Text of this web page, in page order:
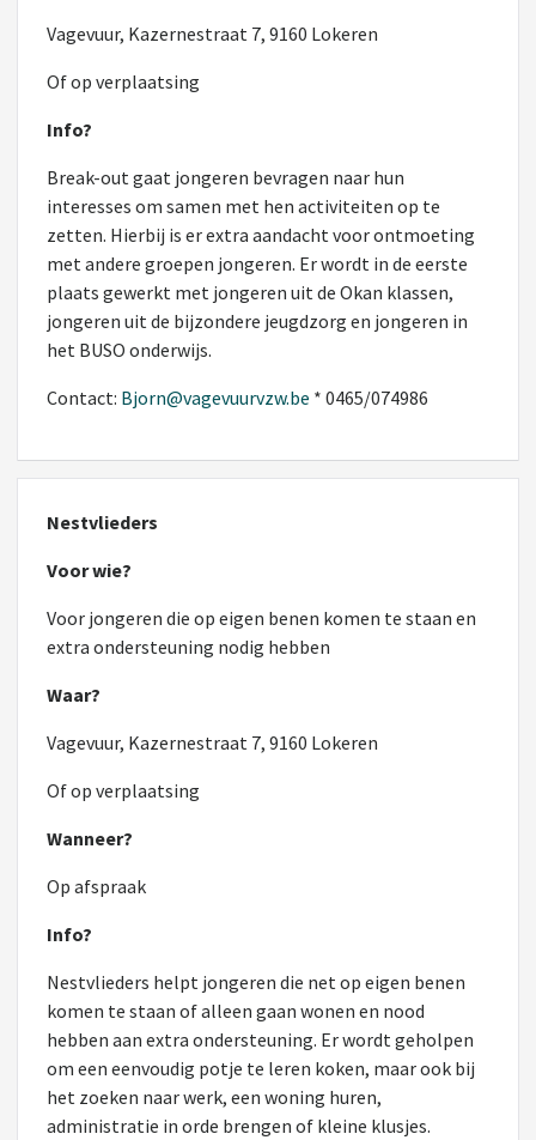
Vagevuur, Kazernestraat 7, 9160 Lokeren
Of op verplaatsing
Info?
Break-out gaat jongeren bevragen naar hun
interesses om samen met hen activiteiten op te
zetten. Hierbij is er extra aandacht voor ontmoeting
met andere groepen jongeren. Er wordt in de eerste
plaats gewerkt met jongeren uit de Okan klassen,
jongeren uit de bijzondere jeugdzorg en jongeren in
het BUSO onderwijs.
Contact: Bjorn@vagevuurvzw.be * 0465/074986
Nestvlieders
Voor wie?
Voor jongeren die op eigen benen komen te staan en
extra ondersteuning nodig hebben
Waar?
Vagevuur, Kazernestraat 7, 9160 Lokeren
Of op verplaatsing
Wanneer?
Op afspraak
Info?
Nestvlieders helpt jongeren die net op eigen benen
komen te staan of alleen gaan wonen en nood
hebben aan extra ondersteuning. Er wordt geholpen
om een eenvoudig potje te leren koken, maar ook bij
het zoeken naar werk, een woning huren,
administratie in orde brengen of kleine klusjes.